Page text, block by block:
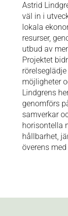
Astrid
väl in i
lokala
resurser,
utbud av
Projektet
möjligheter
Lindgrens
genomförs
samverkar
horisontella
hållbarhet,
överens